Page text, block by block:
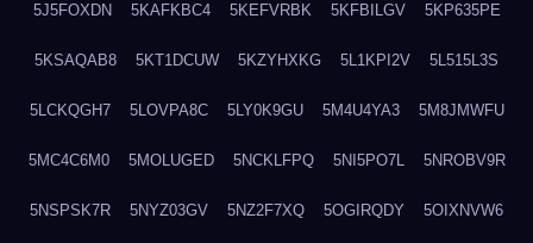
5J5FOXDN 5KAFKBC4 5KEFVRBK 5KFBILGV 5KP635PE
5KSAQAB8 5KT1DCUW 5KZYHXKG 5L1KPI2V 5L515L3S
5LCKQGH7 5LOVPA8C 5LY0K9GU 5M4U4YA3 5M8JMWFU
5MC4C6M0 5MOLUGED 5NCKLFPQ 5NI5PO7L 5NROBV9R
5NSPSK7R 5NYZ03GV 5NZ2F7XQ 5OGIRQDY 5OIXNVW6